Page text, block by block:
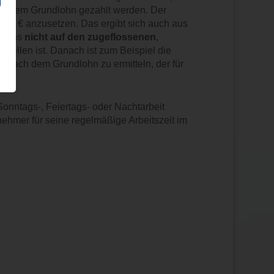
dem Grundlohn gezahlt werden. Der
€ anzusetzen. Das ergibt sich auch aus
nicht auf den zugeflossenen,
ist. Danach ist zum Beispiel die
nach dem Grundlohn zu ermitteln, der für
, Feiertags- oder Nachtarbeit
für seine regelmäßige Arbeitszeit im